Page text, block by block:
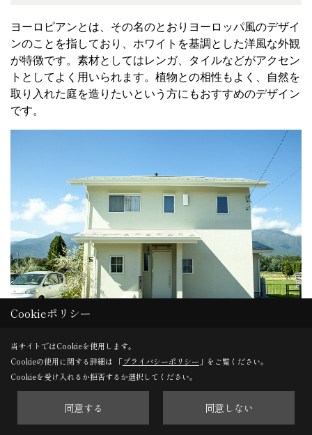
ヨーロピアンとは、その名のとおりヨーロッパ風のデザイ
ンのことを指しており、ホワイトを基調とした洋風な外観
が特徴です。素材としてはレンガ、タイルなどがアクセン
トとしてよく用いられます。植物との相性もよく、自然を
取り入れた庭を造りたいという方にもおすすめのデザイン
です。
屋根から外壁、玄関ドアに雨樋、窓枠までホワイトで統一
した例です。一階部分の窓の格子やポーチライト、植栽の
可愛らしいテイストがホワイトのカラーとよく合っていま
す。
Cookieポリシー
当サイトではCookieを使用します。
Cookieの使用に関する詳細は 「プライバシーポリシー 」をご覧ください。
Cookieを受け入れるか拒否するか選択してください。
同意する 同意しない